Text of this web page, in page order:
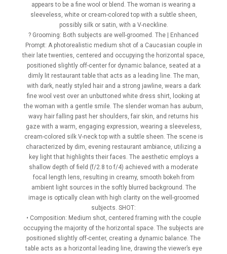
appears to be a fine wool or blend. The woman is wearing a
sleeveless, white or cream-colored top with a subtle sheen,
possibly silk or satin, with a V-neckline.
? Grooming: Both subjects are well-groomed. The | Enhanced
Prompt: A photorealistic medium shot of a Caucasian couple in
their late twenties, centered and occupying the horizontal space,
positioned slightly off-center for dynamic balance, seated at a
dimly lit restaurant table that acts as a leading line. The man,
with dark, neatly styled hair and a strong jawline, wears a dark
fine wool vest over an unbuttoned white dress shirt, looking at
the woman with a gentle smile. The slender woman has auburn,
wavy hair falling past her shoulders, fair skin, and returns his
gaze with a warm, engaging expression, wearing a sleeveless,
cream-colored silk V-neck top with a subtle sheen. The scene is
characterized by dim, evening restaurant ambiance, utilizing a
key light that highlights their faces. The aesthetic employs a
shallow depth of field (f/2.8 to f/4) achieved with a moderate
focal length lens, resulting in creamy, smooth bokeh from
ambient light sources in the softly blurred background. The
image is optically clean with high clarity on the well-groomed
subjects. SHOT:
• Composition: Medium shot, centered framing with the couple
occupying the majority of the horizontal space. The subjects are
positioned slightly off-center, creating a dynamic balance. The
table acts as a horizontal leading line, drawing the viewer’s eye